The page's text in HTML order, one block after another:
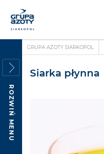
ROZWIŃ MENU
GRUPA AZOTY SIARKOPOL
Siarka płynna